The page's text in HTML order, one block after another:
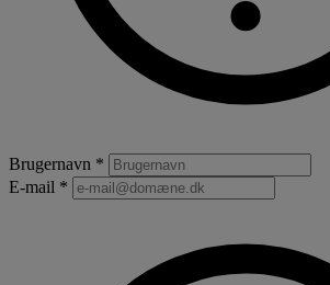
Brugernavn *
E-mail *